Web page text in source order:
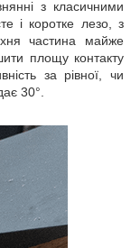
з класичними
і коротке лезо, з
частина майже
площу контакту
за рівної, чи
30°.